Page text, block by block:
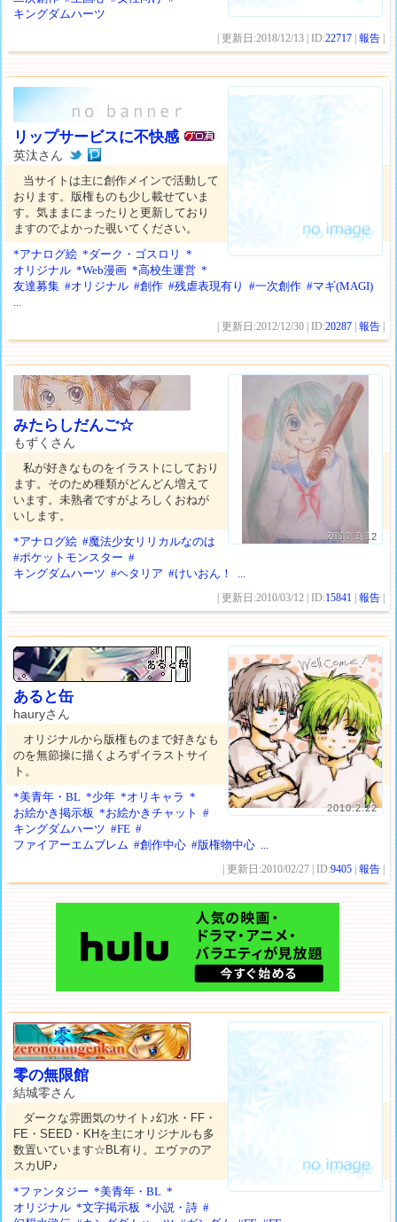
キングダムハーツ
| 更新日:2018/12/13 | ID:22717 |報告
リップサービスに不快感
英汰さん
当サイトは主に創作メインで活動して
おります。版権ものも少し載せていま
す。気ままにまったりと更新しており
ますのでよかった覗いてください。
*アナログ絵 *ダーク・ゴスロリ
*
オリジナル *Web漫画 *高校生運営 *
友達募集 #オリジナル #創作 #残虐表現有り #一次創作 #マギ(MAGI)
...
| 更新日:2012/12/30 | ID:20287 |報告
2010.3.12
みたらしだんご☆
もずくさん
私が好きなものをイラストにしており
ます。そのため種類がどんどん増えて
います。未熟者ですがよろしくおねが
いします。
*アナログ絵 #魔法少女リリカルなのは
#ポケットモンスター #
キングダムハーツ #ヘタリア #けいおん！ ...
| 更新日:2010/03/12 | ID:15841 |報告
2010.2.22
あると缶
hauryさん
オリジナルから版権ものまで好きなも
のを無節操に描くよろずイラストサイ
ト。
*美青年・BL *少年 *オリキャラ *
お絵かき掲示板 *お絵かきチャット
#
キングダムハーツ #FE #
ファイアーエムブレム #創作中心 #版権物中心 ...
| 更新日:2010/02/27 | ID:9405 |報告
零の無限館
結城零さん
ダークな雰囲気のサイト♪幻水・FF・
FE・SEED・KHを主にオリジナルも多
数置いています☆BL有り。エヴァのア
スカUP♪
*ファンタジー *美青年・BL *
オリジナル *文字掲示板 *小説・詩 #